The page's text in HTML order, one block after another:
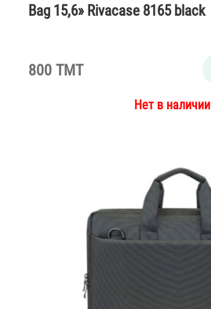
Bag 15,6» Rivacase 8165 black
800 TMT
Нет в наличии